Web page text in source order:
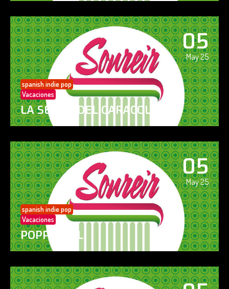
05
May 25
spanish indie pop
Vacaciones
LA SENDA DEL CARACOL
05
May 25
spanish indie pop
Vacaciones
POPPY GIRL